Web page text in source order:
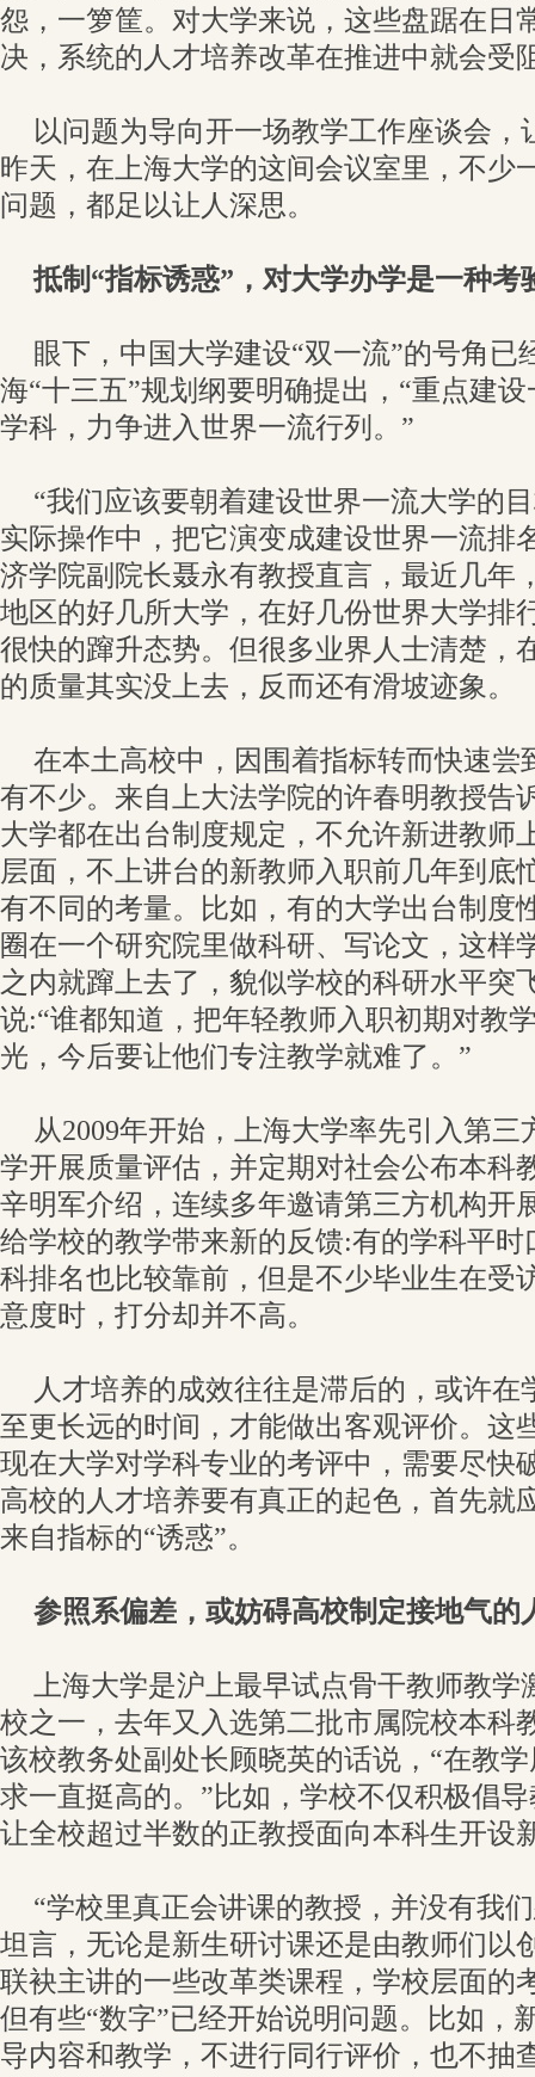
怨，一箩筐。对大学来说，这些盘踞在日
决，系统的人才培养改革在推进中就会受
以问题为导向开一场教学工作座谈会，
昨天，在上海大学的这间会议室里，不少
问题，都足以让人深思。
抵制“指标诱惑”，对大学办学是一种考
眼下，中国大学建设“双一流”的号角已
海“十三五”规划纲要明确提出，“重点建
学科，力争进入世界一流行列。”
“我们应该要朝着建设世界一流大学的
实际操作中，把它演变成建设世界一流排
济学院副院长聂永有教授直言，最近几年
地区的好几所大学，在好几份世界大学排
很快的蹿升态势。但很多业界人士清楚，
的质量其实没上去，反而还有滑坡迹象。
在本土高校中，因围着指标转而快速尝
有不少。来自上大法学院的许春明教授告
大学都在出台制度规定，不允许新进教师
层面，不上讲台的新教师入职前几年到底
有不同的考量。比如，有的大学出台制度
圈在一个研究院里做科研、写论文，这样
之内就蹿上去了，貌似学校的科研水平突
说:“谁都知道，把年轻教师入职初期对教
光，今后要让他们专注教学就难了。”
从2009年开始，上海大学率先引入第
学开展质量评估，并定期对社会公布本科
辛明军介绍，连续多年邀请第三方机构开
给学校的教学带来新的反馈:有的学科平
科排名也比较靠前，但是不少毕业生在受
意度时，打分却并不高。
人才培养的成效往往是滞后的，或许
至更长远的时间，才能做出客观评价。这
现在大学对学科专业的考评中，需要尽快
高校的人才培养要有真正的起色，首先就
来自指标的“诱惑”。
参照系偏差，或妨碍高校制定接地气的
上海大学是沪上最早试点骨干教师教
校之一，去年又入选第二批市属院校本科
该校教务处副处长顾晓英的话说，“在教
求一直挺高的。”比如，学校不仅积极倡
让全校超过半数的正教授面向本科生开设
“学校里真正会讲课的教授，并没有我
坦言，无论是新生研讨课还是由教师们以
联袂主讲的一些改革类课程，学校层面的
但有些“数字”已经开始说明问题。比如，
导内容和教学，不进行同行评价，也不抽